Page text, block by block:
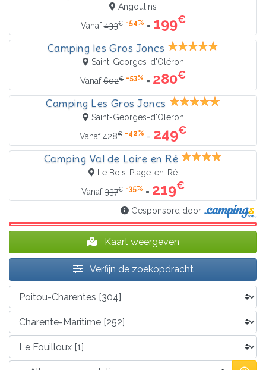
Angoulins
Vanaf433€ -54% = 199€
Camping les Gros Joncs
Saint-Georges-d'Oléron
Vanaf602€ -53% = 280€
Camping Les Gros Joncs
Saint-Georges-d'Oléron
Vanaf428€ -42% = 249€
Camping Val de Loire en Ré
Le Bois-Plage-en-Ré
Vanaf337€ -35% = 219€
Gesponsord door
Kaart weergeven
Verfijn de zoekopdracht